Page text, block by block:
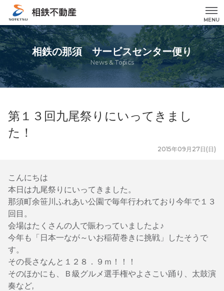
MENU
相鉄の那須 サービスセンター便り
News & Topics
第１３回九尾祭りにいってきまし
た！
2015年09月27日(日)
こんにちは
本日は九尾祭りにいってきました。
那須町余笹川ふれあい公園で毎年行われており今年で１３
回目。
会場はたくさんの人で賑わっていましたよ♪
今年も「日本一なが～いお稲荷巻きに挑戦」したそうで
す。
その長さなんと１２８．９ｍ！！！
そのほかにも、Ｂ級グルメ選手権やよさこい踊り、太鼓演
奏など,